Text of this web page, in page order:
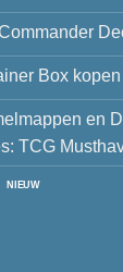
Box kopen
en
TCG